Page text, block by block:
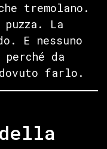
tremolano.
La
E nessuno
da
farlo.